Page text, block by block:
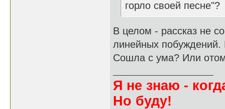
горло своей песне"?
В целом - рассказ не
линейных побуждений.
Сошла с ума? Или
Я не знаю -
Но буду!